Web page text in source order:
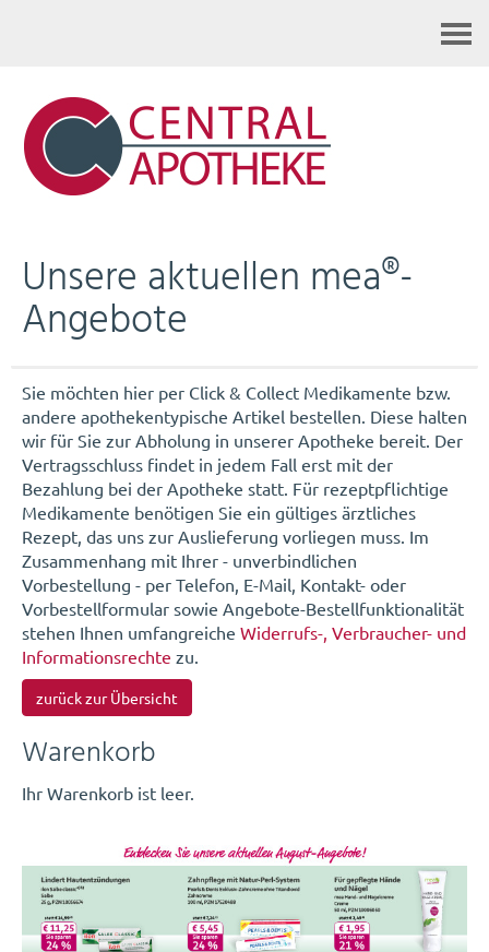
Unsere aktuellen mea®-
Angebote
Sie möchten hier per Click & Collect Medikamente bzw.
andere apothekentypische Artikel bestellen. Diese halten
wir für Sie zur Abholung in unserer Apotheke bereit. Der
Vertragsschluss findet in jedem Fall erst mit der
Bezahlung bei der Apotheke statt. Für rezeptpflichtige
Medikamente benötigen Sie ein gültiges ärztliches
Rezept, das uns zur Auslieferung vorliegen muss. Im
Zusammenhang mit Ihrer - unverbindlichen
Vorbestellung - per Telefon, E-Mail, Kontakt- oder
Vorbestellformular sowie Angebote-Bestellfunktionalität
stehen Ihnen umfangreiche Widerrufs-, Verbraucher- und
Informationsrechte zu.
zurück zur Übersicht
Warenkorb
Ihr Warenkorb ist leer.